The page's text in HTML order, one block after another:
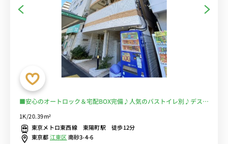
■安心のオートロック＆宅配BOX完備♪人気のバストイレ別♪デスク
し！雨の日に大活躍の浴室乾燥機付♪■選べるWi-Fi格安レンタル
中！
1K/20.39m²
東京メトロ東西線 東陽町駅 徒歩12分
東京都江東区南砂3-4-6